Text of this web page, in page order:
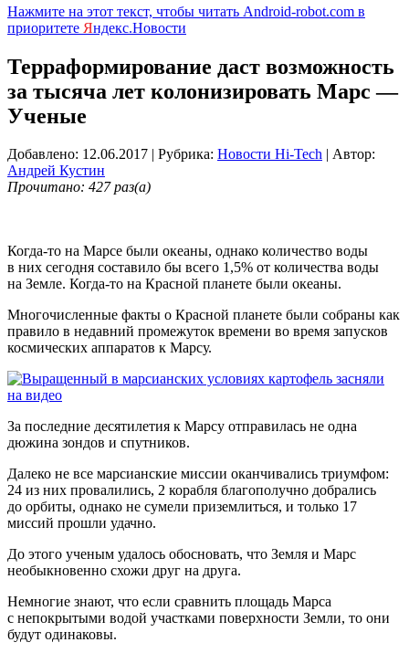
Нажмите на этот текст, чтобы читать Android-robot.com в
приоритете Яндекс.Новости
Терраформирование даст возможность
за тысяча лет колонизировать Марс —
Ученые
Добавлено: 12.06.2017 | Рубрика: Новости Hi-Tech | Автор:
Андрей Кустин
Прочитано: 427 раз(а)
Когда-то на Марсе были океаны, однако количество воды
в них сегодня составило бы всего 1,5% от количества воды
на Земле. Когда-то на Красной планете были океаны.
Многочисленные факты о Красной планете были собраны как
правило в недавний промежуток времени во время запусков
космических аппаратов к Марсу.
За последние десятилетия к Марсу отправилась не одна
дюжина зондов и спутников.
Далеко не все марсианские миссии оканчивались триумфом:
24 из них провалились, 2 корабля благополучно добрались
до орбиты, однако не сумели приземлиться, и только 17
миссий прошли удачно.
До этого ученым удалось обосновать, что Земля и Марс
необыкновенно схожи друг на друга.
Немногие знают, что если сравнить площадь Марса
с непокрытыми водой участками поверхности Земли, то они
будут одинаковы.